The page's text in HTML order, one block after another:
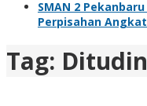
SMAN 2
Perpisahan
Tag: